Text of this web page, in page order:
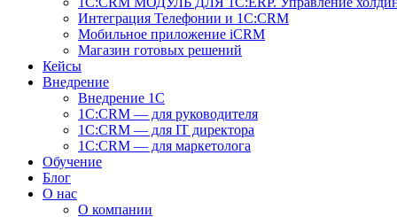
Интеграция Телефонии и 1C:CRM
Мобильное приложение iCRM
Магазин готовых решений
Кейсы
Внедрение
Внедрение 1C
1С:CRM — для руководителя
1С:CRM — для IT директора
1С:CRM — для маркетолога
Обучение
Блог
О нас
О компании